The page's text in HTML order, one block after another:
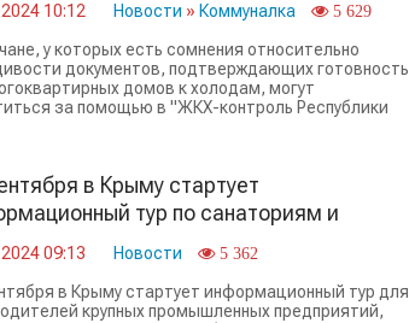
10:12 Новости » Коммуналка 5 629
у которых есть сомнения относительно
документов, подтверждающих готовность
домов к холодам, могут
за помощью в "ЖКХ-контроль Республики
в Крыму стартует
тур по санаториям и
09:13 Новости 5 362
в Крыму стартует информационный тур для
крупных промышленных предприятий,